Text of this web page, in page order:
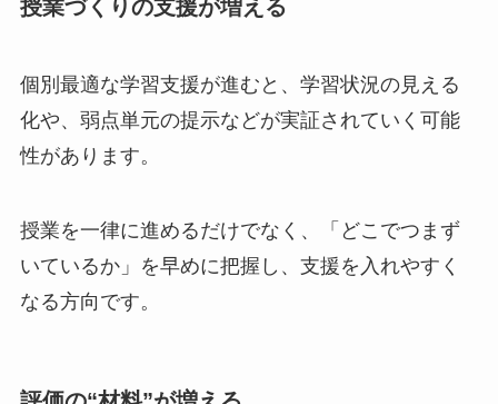
授業づくりの支援が増える
個別最適な学習支援が進むと、学習状況の見える
化や、弱点単元の提示などが実証されていく可能
性があります。
授業を一律に進めるだけでなく、「どこでつまず
いているか」を早めに把握し、支援を入れやすく
なる方向です。